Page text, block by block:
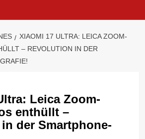
XIAOMI 17 ULTRA: LEICA ZOOM-
– REVOLUTION IN DER
Leica Zoom-
enthüllt –
der Smartphone-